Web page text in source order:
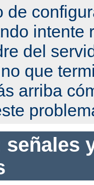
de
intente
del
que
arriba
señales